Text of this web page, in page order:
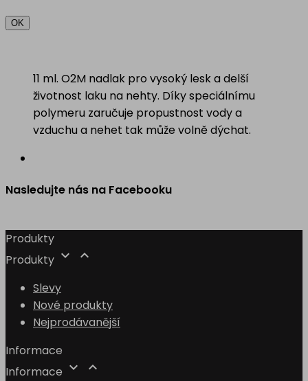
OK
11 ml. O2M nadlak pro vysoký lesk a delší
životnost laku na nehty. Díky speciálnímu
polymeru zaručuje propustnost vody a
vzduchu a nehet tak může volně dýchat.
Nasledujte nás na Facebooku
Produkty
Produkty  
Slevy
Nové produkty
Nejprodávanější
Informace
Informace  